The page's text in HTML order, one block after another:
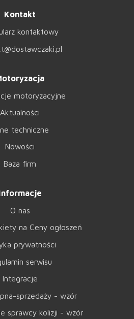
Kontakt
kontaktowy
motoryzacyjne
Aktualności
techniczne
Nowości
Baza firm
O nas
na Ceny ogłoszeń
prywatności
serwisu
Integracje
sprzedaży - wzór
sprawcy kolizji - wzór